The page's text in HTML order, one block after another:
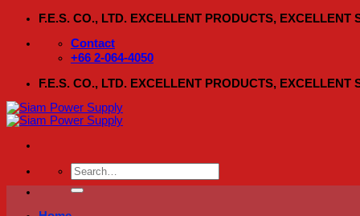
Skip
content
F.E.S. CO., LTD. EXCELLENT PRODUCTS, EXCELLENT
Contact
+66 2-064-4050
F.E.S. CO., LTD. EXCELLENT PRODUCTS, EXCELLENT
Search
for: